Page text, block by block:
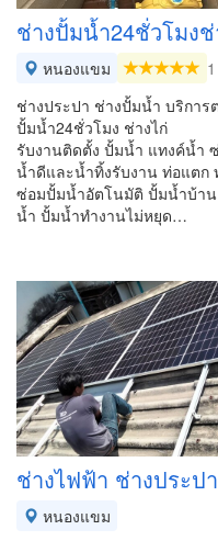
ช่างปั้มน้ำ24ชั่วโมง
หนองแขม
ช่างประปา ช่างปั้มน้ำ บริการ
ปั้มน้ำ24ชั่วโมง ช่างไก่
รับงานติดตั้ง ปั้มน้ำ แทงค์น้ำ
น้ำดีและน้ำทิ้งรับงาน ท่อแตก
ซ่อมปั้มน้ำอัตโนมัติ ปั้มน้ำบ้า
น้ำ ปั้มน้ำทำงานไม่หยุด…
ช่างไฟฟ้า ช่างประป
หนองแขม